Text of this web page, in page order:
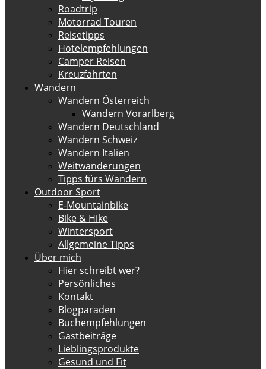
Roadtrip
Motorrad Touren
Reisetipps
Hotelempfehlungen
Camper Reisen
Kreuzfahrten
Wandern
Wandern Österreich
Wandern Vorarlberg
Wandern Deutschland
Wandern Schweiz
Wandern Italien
Weitwanderungen
Tipps fürs Wandern
Outdoor Sport
E-Mountainbike
Bike & Hike
Wintersport
Allgemeine Tipps
Über mich
Hier schreibt wer?
Persönliches
Kontakt
Blogparaden
Buchempfehlungen
Gastbeiträge
Lieblingsprodukte
Gesund und Fit